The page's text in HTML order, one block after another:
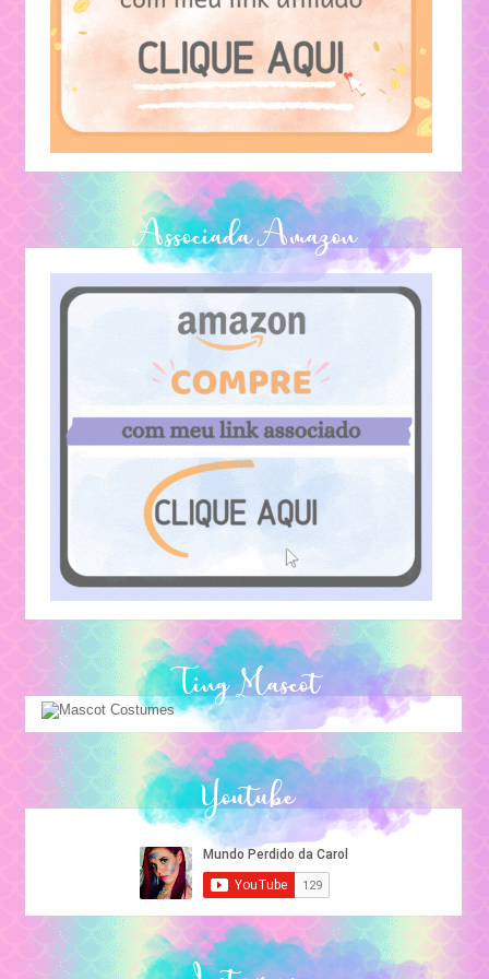
Textos Pessoais
Lendas
Associada Amazon
Ting Mascot
Youtube